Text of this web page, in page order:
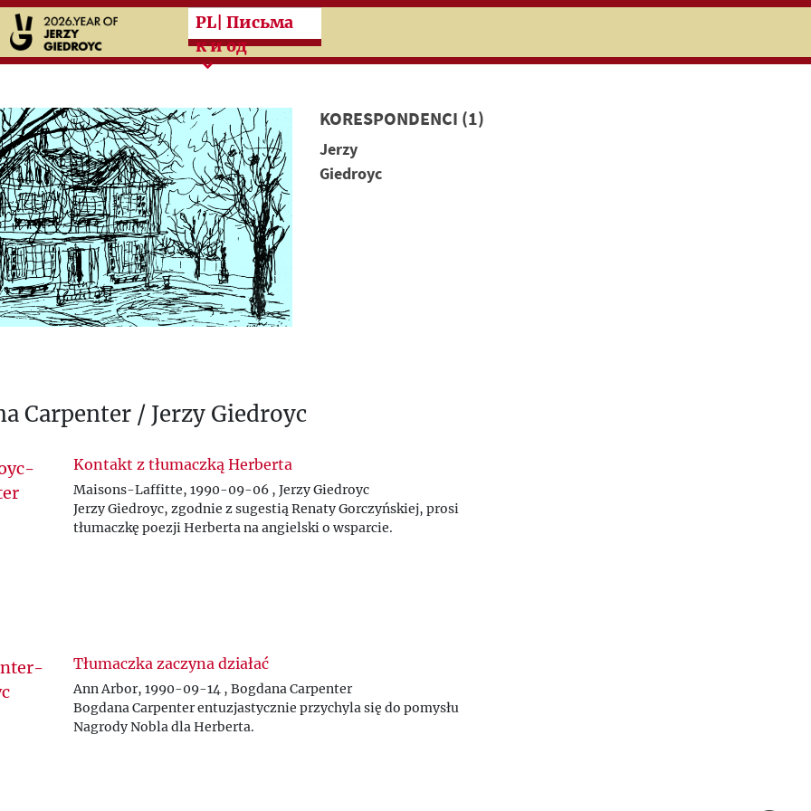
Przeskocz do treści zasadniczej
PL | Письма
к и од
KORESPONDENCI (1)
Jerzy
Giedroyc
Carpenter / Jerzy Giedroyc
Kontakt z tłumaczką Herberta
Maisons-Laffitte, 1990-09-06 , Jerzy Giedroyc
Jerzy Giedroyc, zgodnie z sugestią Renaty Gorczyńskiej, prosi
tłumaczkę poezji Herberta na angielski o wsparcie.
Tłumaczka zaczyna działać
Ann Arbor, 1990-09-14 , Bogdana Carpenter
Bogdana Carpenter entuzjastycznie przychyla się do pomysłu
Nagrody Nobla dla Herberta.